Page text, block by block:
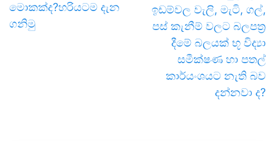
මොකක්ද?හරියටම දැන
ගනිමු
ඉඩම්වල වැලි, මැටි, ගල්,
පස් කැනීම් වලට බලපත්‍ර
දීමේ බලයක් භූ විද්‍යා
සමීක්ෂණ හා පතල්
කාර්යංශයට නැති බව
දන්නවා ද?